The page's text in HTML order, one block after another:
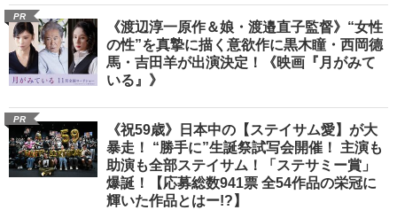
PR
《渡辺淳一原作＆娘・渡邉直子監督》“女性
の性”を真摯に描く意欲作に黒木瞳・西岡德
馬・吉田羊が出演決定！《映画『月がみて
いる』》
PR
《祝59歳》日本中の【ステイサム愛】が大
暴走！ “勝手に”生誕祭試写会開催！ 主演も
助演も全部ステイサム！「ステサミー賞」
爆誕！【応募総数941票 全54作品の栄冠に
輝いた作品とはー!?】